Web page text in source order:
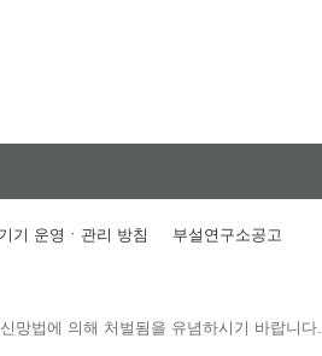
기 운영ㆍ관리 방침 부설연구소공고
망법에 의해 처벌됨을 유념하시기 바랍니다.